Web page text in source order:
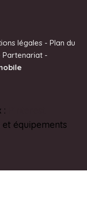
légales - Plan du
Partenariat -
:
équipements